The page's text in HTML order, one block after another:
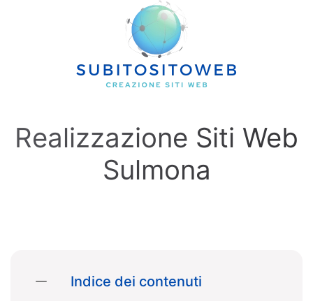
Skip to main content
Realizzazione Siti Web
Sulmona
Indice dei contenuti